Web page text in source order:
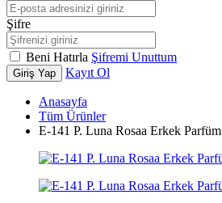
Şifre
Beni Hatırla Şifremi Unuttum
Giriş Yap Kayıt Ol
Anasayfa
Tüm Ürünler
E-141 P. Luna Rosaa Erkek Parfüm